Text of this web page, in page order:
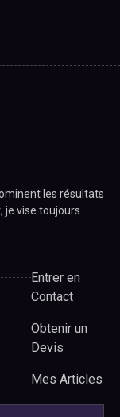
les résultats
je vise toujours
Entrer en
Contact
Obtenir un
Devis
Mes Articles